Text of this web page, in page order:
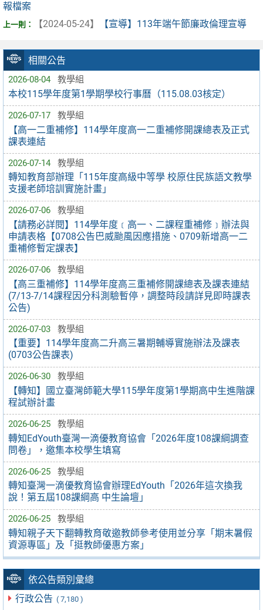
相關公告
2026-08-04 教學組
本校115學年度第1學期學校行事曆（115.08.03核定）
2026-07-17 教學組
【高一二重補修】114學年度高一二重補修開課總表及正式
課表連結
2026-07-14 教學組
轉知教育部辦理「115年度高級中等學 校原住民族語文教學
支援老師培訓實施計畫」
2026-07-06 教學組
【請務必詳閱】114學年度﹝高一、二課程重補修﹞辦法與
申請表格【0708公告巴威颱風因應措施、0709新增高一二
重補修暫定課表】
2026-07-06 教學組
【高三重補修】114學年度高三重補修開課總表及課表連結
(7/13-7/14課程因分科測驗暫停，調整時段請詳見即時課表
公告)
2026-07-03 教學組
【重要】114學年度高二升高三暑期輔導實施辦法及課表
(0703公告課表)
2026-06-30 教學組
【轉知】國立臺灣師範大學115學年度第1學期高中生進階課
程試辦計畫
2026-06-25 教學組
轉知EdYouth臺灣一滴優教育協會「2026年度108課綱調查
問卷」，邀集本校學生填寫
2026-06-25 教學組
轉知臺灣一滴優教育協會辦理EdYouth「2026年這次換我
說！第五屆108課綱高 中生論壇」
2026-06-25 教學組
轉知親子天下翻轉教育敬邀教師參考使用並分享「期末暑假
資源專區」及「挺教師優惠方案」
依公告類別彙總
行政公告 ( 7,180 )
報檔案
【2024-05-24】
【宣導】113年端午節廉政倫理宣導